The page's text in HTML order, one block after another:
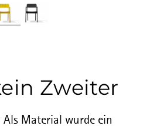
Zweiter
Material wurde ein